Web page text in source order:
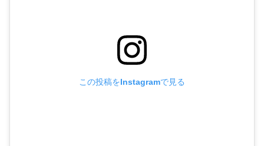
この投稿をInstagramで見る